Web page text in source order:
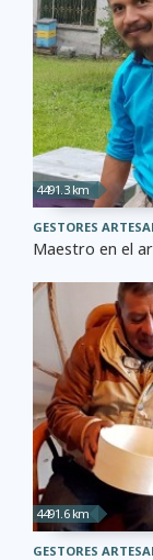
4491.3 km
GESTORES
Maestro en el
4491.6 km
GESTORES